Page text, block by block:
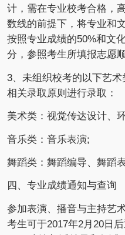
计，需在专业校考合格，
数线的前提下，将专业和
按照专业成绩的50%和文
分，参照考生所填报志愿
3、未组织校考的以下艺
相关录取原则进行录取：
美术类：视觉传达设计、
音乐类：音乐表演;
舞蹈类：舞蹈编导、舞蹈表
四、专业成绩通知与查询
参加表演、播音与主持艺
考生可于2017年2月20日